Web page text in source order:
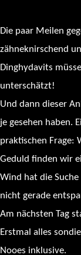
Die paar Meilen
zähneknirschend
Dinghydavits
unterschätzt!
Und dann dieser
je gesehen haben.
praktischen Frage:
Geduld finden wir
Wind hat die
nicht gerade
Am nächsten Tag
Erstmal alles
Nooes inklusive.